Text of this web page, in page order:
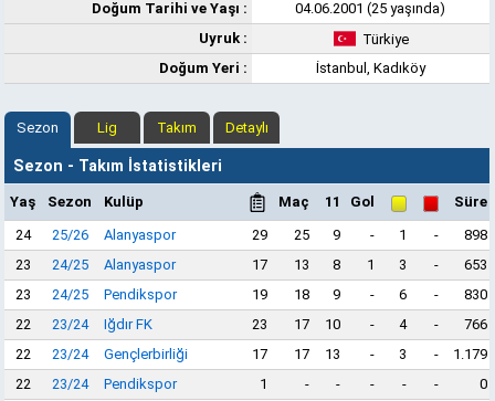
Doğum Tarihi ve Yaşı :
04.06.2001 (25 yaşında)
Uyruk :
Türkiye
Doğum Yeri :
İstanbul, Kadıköy
Sezon Lig Takım Detaylı
Sezon - Takım İstatistikleri
Yaş Sezon Kulüp Maç 11 Gol
Süre
24
25/26 Alanyaspor 29 25 9 - 1 -
898
23
24/25 Alanyaspor 17 13 8 1 3 -
653
23
24/25 Pendikspor 19 18 9 - 6 -
830
22
23/24 Iğdır FK 23 17 10 - 4 -
766
22
23/24 Gençlerbirliği 17 17 13 - 3 -
1.179
22
23/24 Pendikspor 1 - - - - -
0